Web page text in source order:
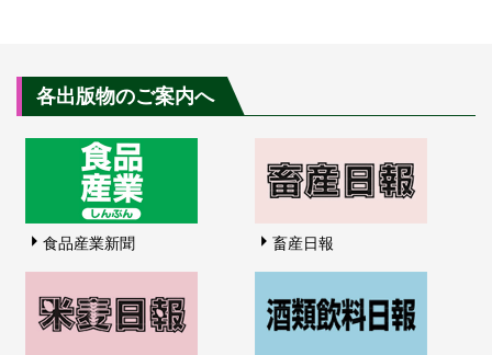
各出版物のご案内へ
食品産業新聞 畜産日報